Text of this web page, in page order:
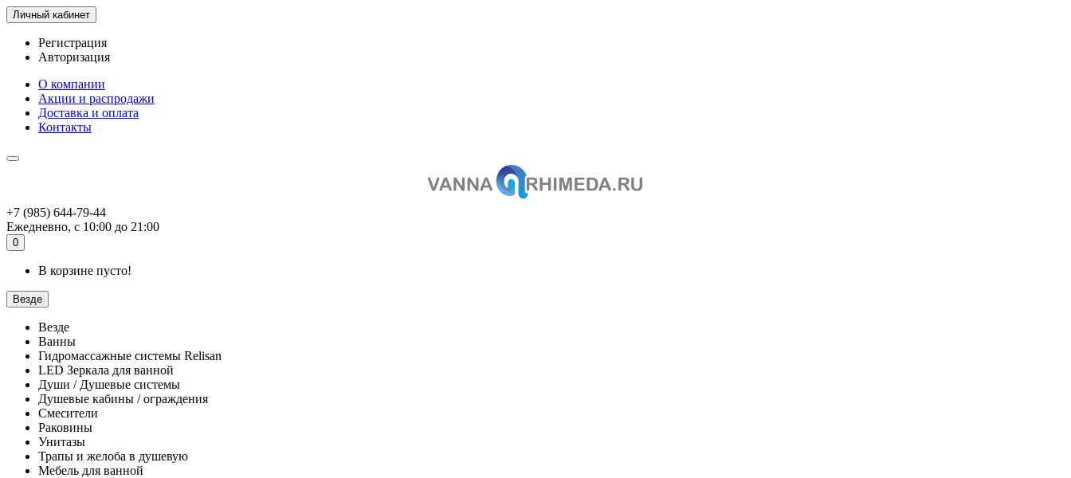
Личный кабинет
Регистрация
Авторизация
О компании
Акции и распродажи
Доставка и оплата
Контакты
+7 (985) 644-79-44
Ежедневно, с 10:00 до 21:00
0
В корзине пусто!
Везде
Везде
Ванны
Гидромассажные системы Relisan
LED Зеркала для ванной
Души / Душевые системы
Душевые кабины / ограждения
Смесители
Раковины
Унитазы
Трапы и желоба в душевую
Мебель для ванной